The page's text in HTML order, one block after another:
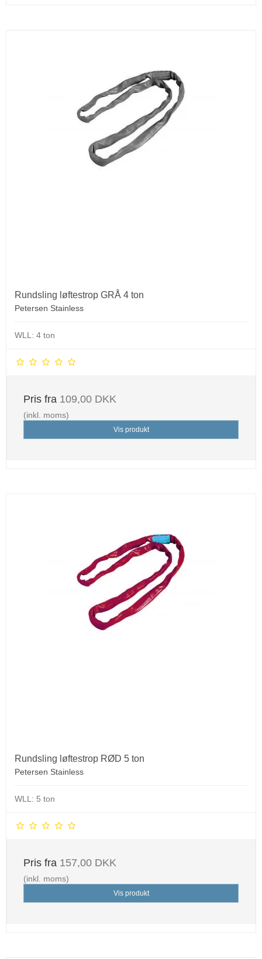
Rundsling løftestrop GRÅ 4 ton
Petersen Stainless
WLL: 4 ton
Pris fra 109,00 DKK
(inkl. moms)
Vis produkt
Rundsling løftestrop RØD 5 ton
Petersen Stainless
WLL: 5 ton
Pris fra 157,00 DKK
(inkl. moms)
Vis produkt